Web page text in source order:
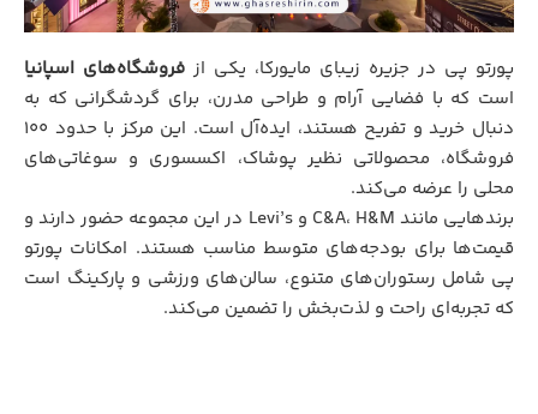
پورتو پی در جزیره زیبای مایورکا، یکی از فروشگاه‌های اسپانیا
است که با فضایی آرام و طراحی مدرن، برای گردشگرانی که به
دنبال خرید و تفریح هستند، ایده‌آل است. این مرکز با حدود ۱۰۰
فروشگاه، محصولاتی نظیر پوشاک، اکسسوری و سوغاتی‌های
محلی را عرضه می‌کند.
برندهایی مانند C&A، H&M و Levi’s در این مجموعه حضور دارند و
قیمت‌ها برای بودجه‌های متوسط مناسب هستند. امکانات پورتو
پی شامل رستوران‌های متنوع، سالن‌های ورزشی و پارکینگ است
که تجربه‌ای راحت و لذت‌بخش را تضمین می‌کند.